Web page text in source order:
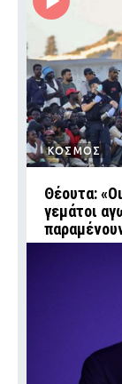
ΚΟΣΜΟΣ
Θέουτα:
γεμάτοι